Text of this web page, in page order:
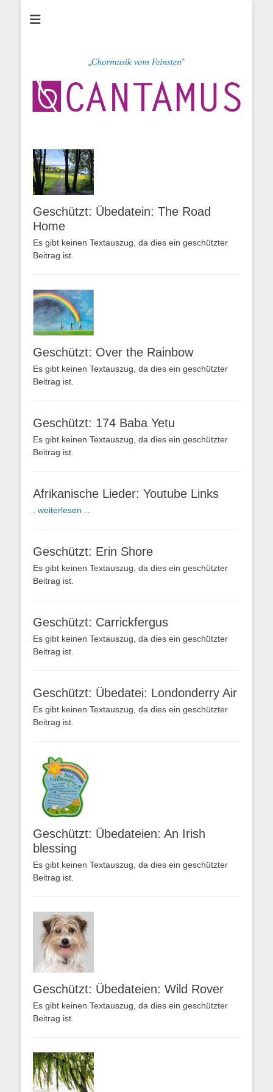
Geschützt: Übedatein: The Road
Home
Es gibt keinen Textauszug, da dies ein geschützter
Beitrag ist.
Geschützt: Over the Rainbow
Es gibt keinen Textauszug, da dies ein geschützter
Beitrag ist.
Geschützt: 174 Baba Yetu
Es gibt keinen Textauszug, da dies ein geschützter
Beitrag ist.
Afrikanische Lieder: Youtube Links
weiterlesen…
Geschützt: Erin Shore
Es gibt keinen Textauszug, da dies ein geschützter
Beitrag ist.
Geschützt: Carrickfergus
Es gibt keinen Textauszug, da dies ein geschützter
Beitrag ist.
Geschützt: Übedatei: Londonderry Air
Es gibt keinen Textauszug, da dies ein geschützter
Beitrag ist.
Geschützt: Übedateien: An Irish
blessing
Es gibt keinen Textauszug, da dies ein geschützter
Beitrag ist.
Geschützt: Übedateien: Wild Rover
Es gibt keinen Textauszug, da dies ein geschützter
Beitrag ist.